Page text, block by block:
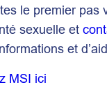
le premier pas
sexuelle et
et
MSI ici